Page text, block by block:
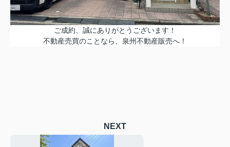
ご成約、誠にありがとうございます！
不動産売買のことなら、泉州不動産販売へ！
NEXT